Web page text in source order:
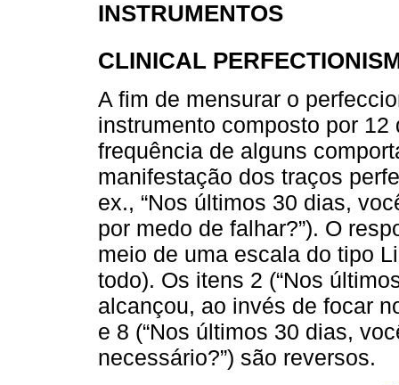
INSTRUMENTOS
CLINICAL
A fim de mensurar o
instrumento composto por
frequência de alguns
manifestação dos traços
ex., “Nos últimos 30 dias,
por medo de falhar?”). O
meio de uma escala do tipo
todo). Os itens 2 (“Nos
alcançou, ao invés de focar
e 8 (“Nos últimos 30 dias,
necessário?”) são reversos.